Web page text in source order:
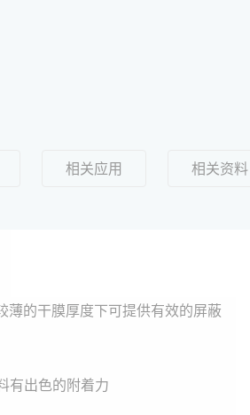
相关应用 相关资料
薄的干膜厚度下可提供有效的屏蔽
有出色的附着力